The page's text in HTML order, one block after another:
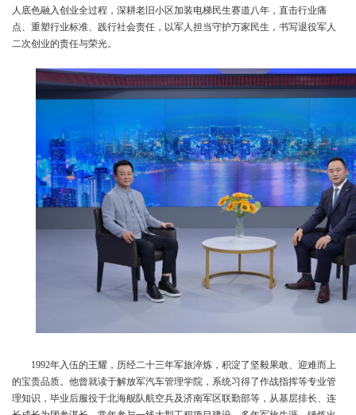
人底色融入创业全过程，深耕老旧小区加装电梯民生赛道八年，直击行业痛
点、重塑行业标准、践行社会责任，以军人担当守护万家民生，书写退役军人
二次创业的责任与荣光。
1992年入伍的王耀，历经二十三年军旅淬炼，积淀了坚毅果敢、迎难而上
的宝贵品质。他曾就读于解放军汽车管理学院， 系统习得了作战指挥等专业管
理知识，毕业后服役于北海舰队航空兵及济南军区联勤部等 ，从基层排长、连